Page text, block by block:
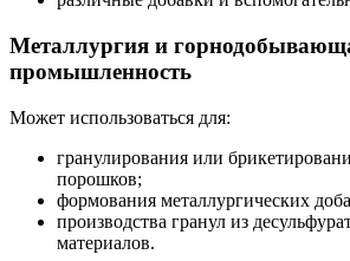
Металлургия и
промышленность
Может использоваться для:
гранулирования или
порошков;
формования металлургических
производства гранул из
материалов.